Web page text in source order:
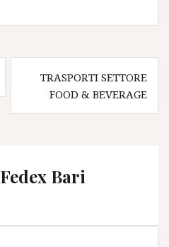
TRASPORTI SETTORE
FOOD & BEVERAGE
Fedex Bari